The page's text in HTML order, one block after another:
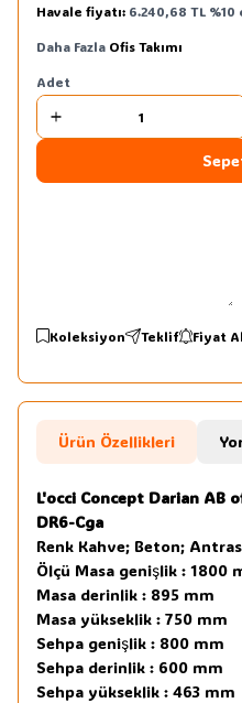
Havale fiyatı: 6.240,68 TL %10
Daha Fazla Ofis Takımı
Adet
Koleksiyon Teklif Fiyat
Ürün Özellikleri
L'occi Concept Darian AB
DR6-Cga
Renk Kahve; Beton;
Ölçü Masa genişlik : 1800
Masa derinlik : 895 mm
Masa yükseklik : 750 mm
Sehpa genişlik : 800 mm
Sehpa derinlik : 600 mm
Sehpa yükseklik : 463 mm